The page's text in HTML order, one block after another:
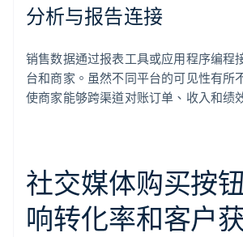
分析与报告连接
销售数据通过报表工具或应用程序编程
台和商家。虽然不同平台的可见性有所
使商家能够跨渠道对账订单、收入和绩
社交媒体购买按
响转化率和客户